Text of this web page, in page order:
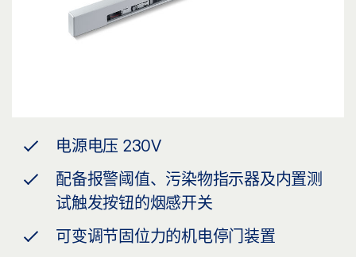
电源电压 230V
配备报警阈值、污染物指示器及内置测
试触发按钮的烟感开关
可变调节固位力的机电停门装置